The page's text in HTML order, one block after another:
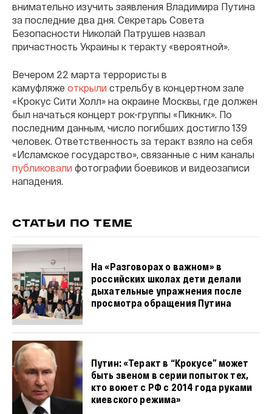
внимательно изучить заявления Владимира Путина
за последние два дня. Секретарь Совета
Безопасности Николай Патрушев назвал
причастность Украины к теракту «вероятной».
Вечером 22 марта террористы в
камуфляже открыли стрельбу в концертном зале
«Крокус Сити Холл» на окраине Москвы, где должен
был начаться концерт рок-группы «Пикник». По
последним данным, число погибших достигло 139
человек. Ответственность за теракт взяло на себя
«Исламское государство», связанные с ним каналы
публиковали фотографии боевиков и видеозаписи
нападения.
СТАТЬИ ПО ТЕМЕ
На «Разговорах о важном» в
российских школах дети делали
дыхательные упражнения после
просмотра обращения Путина
Путин: «Теракт в “Крокусе” может
быть звеном в серии попыток тех,
кто воюет с РФ с 2014 года руками
киевского режима»